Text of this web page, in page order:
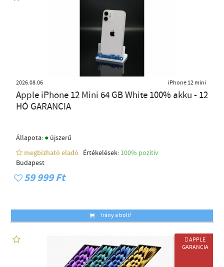
2026.08.06 iPhone 12 mini
Apple iPhone 12 Mini 64 GB White 100% akku - 12
HÓ GARANCIA
Állapota: ● újszerű
megbízható eladó
Értékelések: 100% pozítiv
Budapest
59 999 Ft
Irány a bolt!
 APPLE
GARANCIA